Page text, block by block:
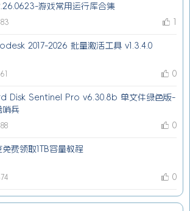
游戏常用运行库合集
1
2017-2026 批量激活工具 v1.3.4.0
0
Disk Sentinel Pro v6.30.8b 单文件绿色版-
哨兵
0
免费领取1TB容量教程
0